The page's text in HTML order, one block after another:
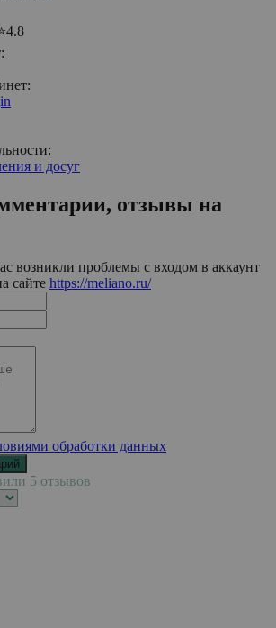
и досуг
отзывы на
возникли проблемы с входом в аккаунт
сайте https://meliano.ru/
обработки данных
5 отзывов